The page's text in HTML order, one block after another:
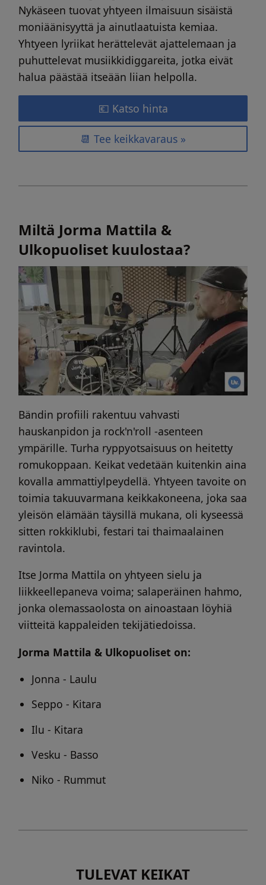
Nykäseen tuovat yhtyeen ilmaisuun sisäistä
moniäänisyyttä ja ainutlaatuista kemiaa.
Yhtyeen lyriikat herättelevät ajattelemaan ja
puhuttelevat musiikkidiggareita, jotka eivät
halua päästää itseään liian helpolla.
💶 Katso hinta
📆 Tee keikkavaraus »
Miltä Jorma Mattila &
Ulkopuoliset kuulostaa?
Bändin profiili rakentuu vahvasti
hauskanpidon ja rock'n'roll -asenteen
ympärille. Turha ryppyotsaisuus on heitetty
romukoppaan. Keikat vedetään kuitenkin aina
kovalla ammattiylpeydellä. Yhtyeen tavoite on
toimia takuuvarmana keikkakoneena, joka saa
yleisön elämään täysillä mukana, oli kyseessä
sitten rokkiklubi, festari tai thaimaalainen
ravintola.
Itse Jorma Mattila on yhtyeen sielu ja
liikkeellepaneva voima; salaperäinen hahmo,
jonka olemassaolosta on ainoastaan löyhiä
viitteitä kappaleiden tekijätiedoissa.
Jorma Mattila & Ulkopuoliset on:
Jonna - Laulu
Seppo - Kitara
Ilu - Kitara
Vesku - Basso
Niko - Rummut
TULEVAT KEIKAT